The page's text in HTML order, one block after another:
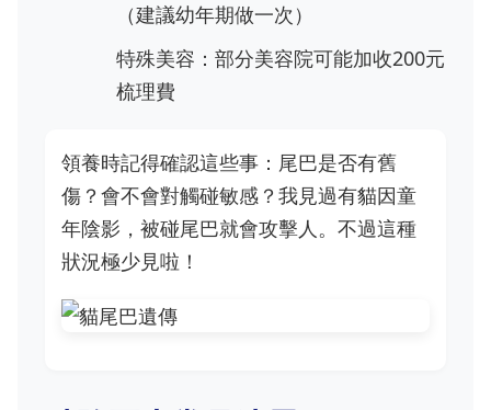
（建議幼年期做一次）
特殊美容：部分美容院可能加收200元
梳理費
領養時記得確認這些事：尾巴是否有舊
傷？會不會對觸碰敏感？我見過有貓因童
年陰影，被碰尾巴就會攻擊人。不過這種
狀況極少見啦！